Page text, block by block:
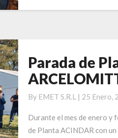
Parada
de
Planta
ACINDAR
Parada de
By EMET S.R.L | 25 Enero,
Durante el mes de enero y
de Planta ACINDAR con